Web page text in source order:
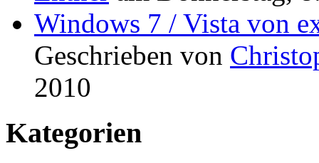
Windows 7 / Vista von
Geschrieben von
2010
Kategorien